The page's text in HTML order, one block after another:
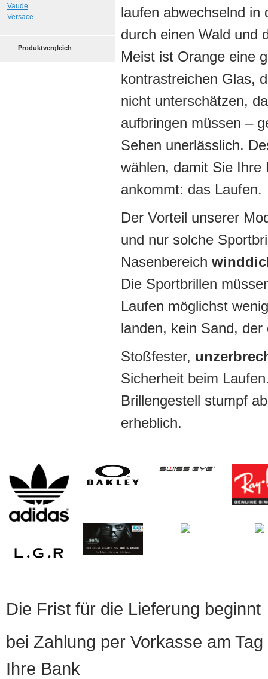
laufen abwechselnd in
durch einen Wald und
Meist ist Orange eine
kontrastreichen Glas,
nicht unterschätzen,
aufbringen müssen –
Sehen unerlässlich.
wählen, damit Sie Ihre
ankommt: das Laufen.
Der Vorteil unserer
und nur solche
Nasenbereich
Die Sportbrillen
Laufen möglichst
landen, kein Sand,
Stoßfester,
Sicherheit beim
Brillengestell stumpf
erheblich.
Vaude
Versace
Produktvergleich
Die Frist für die Lieferung beginnt
bei Zahlung per Vorkasse am
Ihre Bank